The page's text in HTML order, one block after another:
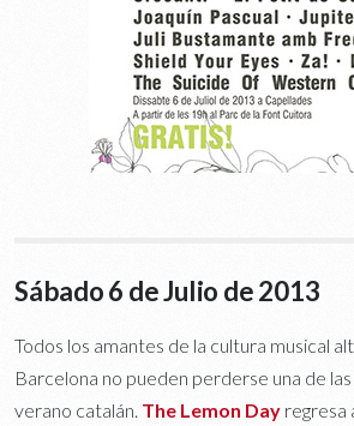
Sábado 6 de Julio de 2013
Todos los amantes de la cultura musical
Barcelona no pueden perderse una de
verano catalán. The Lemon Day regresa